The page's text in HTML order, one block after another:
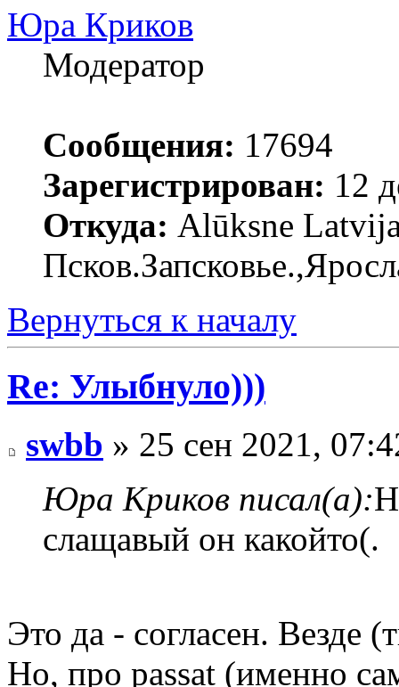
Юра Криков
Модератор
Сообщения: 17694
Зарегистрирован: 12
Откуда: Alūksne
Вернуться к началу
Re: Улыбнуло)))
swbb » 25 сен 2021,
Юра Криков писал(а):
слащавый он какойто(.
Это да - согласен. Везде
Но, про passat (именно